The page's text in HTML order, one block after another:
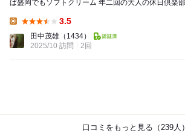
ば盛岡でもソフトクリーム 年二回の大人の休日倶楽部パス【東日本】を
3.5
田中茂雄 （1434）
2025/10 訪問
2回
口コミをもっと見る（239人）